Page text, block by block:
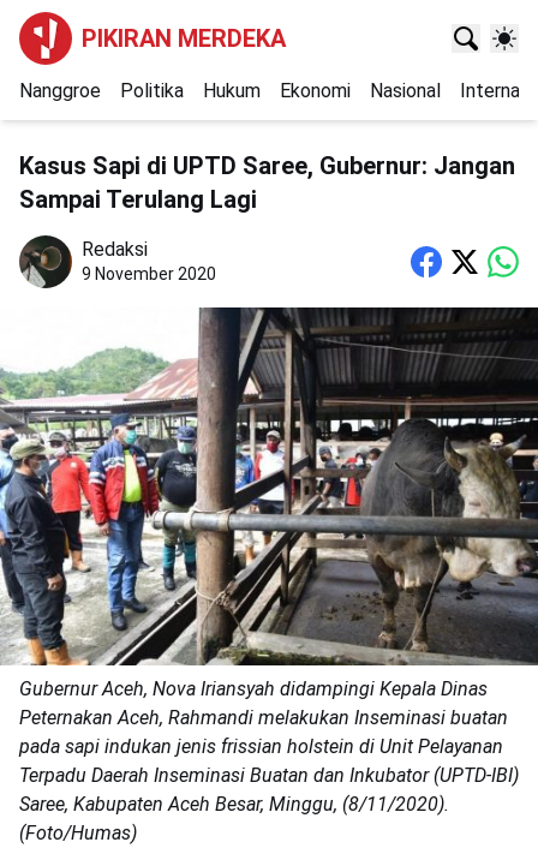
PIKIRAN MERDEKA
Nanggroe Politika Hukum Ekonomi Nasional
Kasus Sapi di UPTD Saree, Gubernur: Jangan
Sampai Terulang Lagi
Redaksi
9 November 2020
Gubernur Aceh, Nova Iriansyah didampingi Kepala Dinas
Peternakan Aceh, Rahmandi melakukan Inseminasi buatan
pada sapi indukan jenis frissian holstein di Unit Pelayanan
Terpadu Daerah Inseminasi Buatan dan Inkubator (UPTD-IBI)
Saree, Kabupaten Aceh Besar, Minggu, (8/11/2020).
(Foto/Humas)